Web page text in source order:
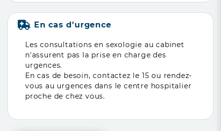
En cas d'urgence
Les consultations en sexologie au cabinet
n'assurent pas la prise en charge des
urgences.
En cas de besoin, contactez le 15 ou rendez-
vous au urgences dans le centre hospitalier
proche de chez vous.